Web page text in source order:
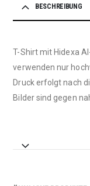
BESCHREIBUNG
T-Shirt mit Hidexa
verwenden nur
Druck erfolgt nach
Bilder sind gegen